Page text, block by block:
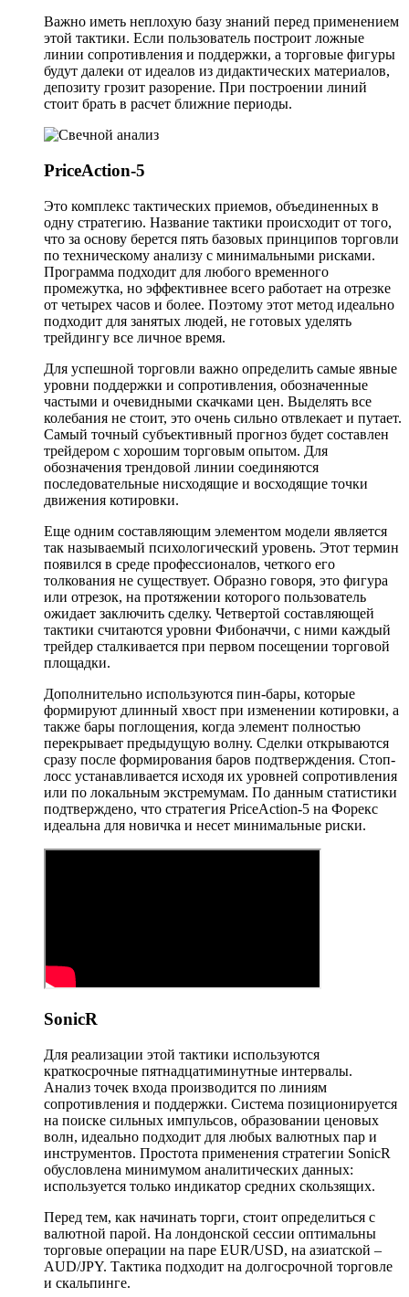
Важно иметь неплохую базу знаний перед применением
этой тактики. Если пользователь построит ложные
линии сопротивления и поддержки, а торговые фигуры
будут далеки от идеалов из дидактических материалов,
депозиту грозит разорение. При построении линий
стоит брать в расчет ближние периоды.
PriсeAction-5
Это комплекс тактических приемов, объединенных в
одну стратегию. Название тактики происходит от того,
что за основу берется пять базовых принципов торговли
по техническому анализу с минимальными рисками.
Программа подходит для любого временного
промежутка, но эффективнее всего работает на отрезке
от четырех часов и более. Поэтому этот метод идеально
подходит для занятых людей, не готовых уделять
трейдингу все личное время.
Для успешной торговли важно определить самые явные
уровни поддержки и сопротивления, обозначенные
частыми и очевидными скачками цен. Выделять все
колебания не стоит, это очень сильно отвлекает и путает.
Самый точный субъективный прогноз будет составлен
трейдером с хорошим торговым опытом. Для
обозначения трендовой линии соединяются
последовательные нисходящие и восходящие точки
движения котировки.
Еще одним составляющим элементом модели является
так называемый психологический уровень. Этот термин
появился в среде профессионалов, четкого его
толкования не существует. Образно говоря, это фигура
или отрезок, на протяжении которого пользователь
ожидает заключить сделку. Четвертой составляющей
тактики считаются уровни Фибоначчи, с ними каждый
трейдер сталкивается при первом посещении торговой
площадки.
Дополнительно используются пин-бары, которые
формируют длинный хвост при изменении котировки, а
также бары поглощения, когда элемент полностью
перекрывает предыдущую волну. Сделки открываются
сразу после формирования баров подтверждения. Стоп-
лосс устанавливается исходя их уровней сопротивления
или по локальным экстремумам. По данным статистики
подтверждено, что стратегия PriсeAction-5 на Форекс
идеальна для новичка и несет минимальные риски.
SonicR
Для реализации этой тактики используются
краткосрочные пятнадцатиминутные интервалы.
Анализ точек входа производится по линиям
сопротивления и поддержки. Система позиционируется
на поиске сильных импульсов, образовании ценовых
волн, идеально подходит для любых валютных пар и
инструментов. Простота применения стратегии SonicR
обусловлена минимумом аналитических данных:
используется только индикатор средних скользящих.
Перед тем, как начинать торги, стоит определиться с
валютной парой. На лондонской сессии оптимальны
торговые операции на паре EUR/USD, на азиатской –
AUD/JPY. Тактика подходит на долгосрочной торговле
и скальпинге.